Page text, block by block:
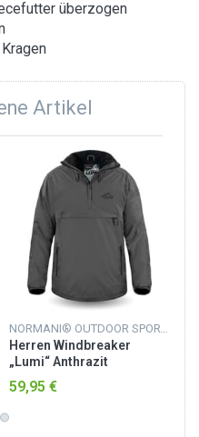
überzogen
Artikel
NORMANI® OUTDOOR SPORTS
Herren Windbreaker
„Lumi“ Anthrazit
59,95 €